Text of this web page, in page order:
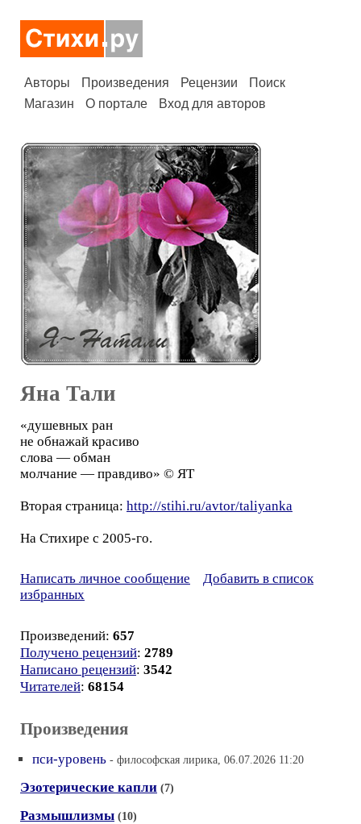
Авторы Произведения Рецензии
Поиск
Магазин
О портале Вход для авторов
Яна Тали
«душевных ран
не обнажай красиво
слова — обман
молчание — правдиво» © ЯТ
Вторая страница: http://stihi.ru/avtor/taliyanka
На Стихире с 2005-го.
Написать личное сообщение
Добавить в список
избранных
Произведений: 657
Получено рецензий: 2789
Написано рецензий: 3542
Читателей: 68154
Произведения
пси-уровень - философская лирика, 06.07.2026 11:20
Эзотерические капли (7)
Размышлизмы (10)